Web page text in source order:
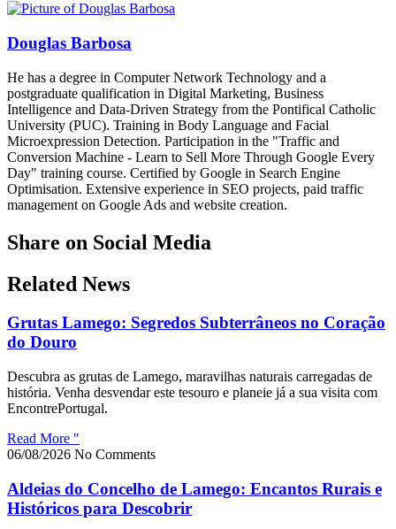
Douglas Barbosa
He has a degree in Computer Network Technology and a
postgraduate qualification in Digital Marketing, Business
Intelligence and Data-Driven Strategy from the Pontifical Catholic
University (PUC). Training in Body Language and Facial
Microexpression Detection. Participation in the "Traffic and
Conversion Machine - Learn to Sell More Through Google Every
Day" training course. Certified by Google in Search Engine
Optimisation. Extensive experience in SEO projects, paid traffic
management on Google Ads and website creation.
Share on Social Media
Related News
Grutas Lamego: Segredos Subterrâneos no Coração
do Douro
Descubra as grutas de Lamego, maravilhas naturais carregadas de
história. Venha desvendar este tesouro e planeie já a sua visita com
EncontrePortugal.
Read More "
06/08/2026 No Comments
Aldeias do Concelho de Lamego: Encantos Rurais e
Históricos para Descobrir